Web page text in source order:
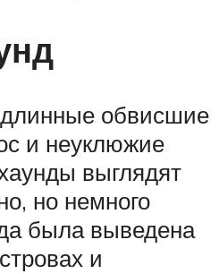
длинные обвисшие
и неуклюжие
выглядят
но немного
была выведена
и